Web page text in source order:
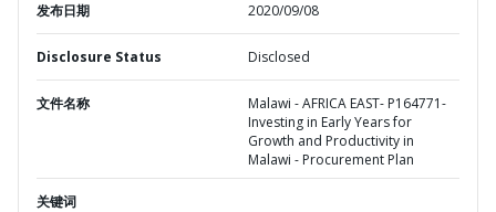
发布日期 2020/09/08
Disclosure Status Disclosed
文件名称
Malawi - AFRICA EAST- P164771-
Investing in Early Years for
Growth and Productivity in
Malawi - Procurement Plan
关键词